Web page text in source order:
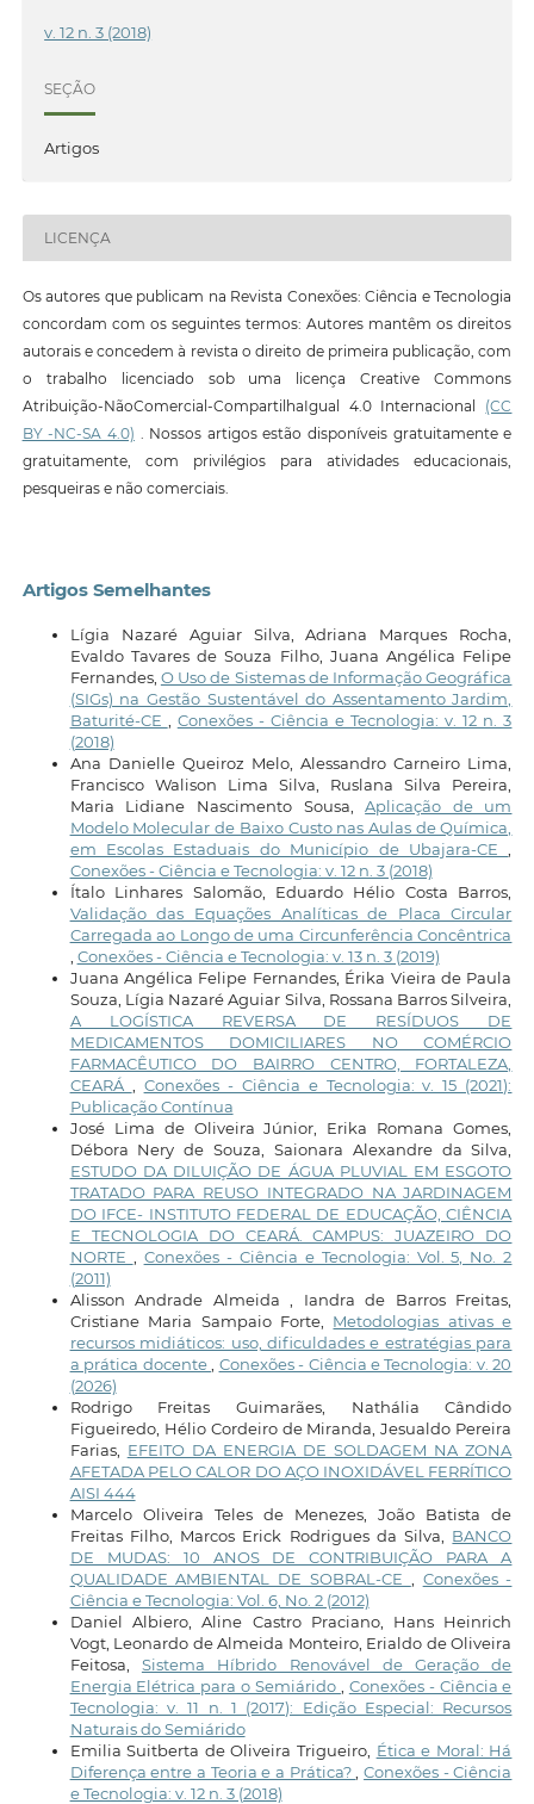
v. 12 n. 3 (2018)
SEÇÃO
Artigos
LICENÇA
Os autores que publicam na Revista Conexões: Ciência e Tecnologia
concordam com os seguintes termos: Autores mantêm os direitos
autorais e concedem à revista o direito de primeira publicação, com
o trabalho licenciado sob uma licença Creative Commons
Atribuição-NãoComercial-CompartilhaIgual 4.0 Internacional (CC
BY -NC-SA 4.0) . Nossos artigos estão disponíveis gratuitamente e
gratuitamente, com privilégios para atividades educacionais,
pesqueiras e não comerciais.
Artigos Semelhantes
Lígia Nazaré Aguiar Silva, Adriana Marques Rocha,
Evaldo Tavares de Souza Filho, Juana Angélica Felipe
Fernandes, O Uso de Sistemas de Informação Geográfica
(SIGs) na Gestão Sustentável do Assentamento Jardim,
Baturité-CE
Conexões - Ciência e Tecnologia: v. 12 n. 3
(2018)
Ana Danielle Queiroz Melo, Alessandro Carneiro Lima,
Francisco Walison Lima Silva, Ruslana Silva Pereira,
Maria Lidiane Nascimento Sousa,Aplicação de um
Modelo Molecular de Baixo Custo nas Aulas de Química,
em Escolas Estaduais do Município de Ubajara-CE
Conexões - Ciência e Tecnologia: v. 12 n. 3 (2018)
Ítalo Linhares Salomão, Eduardo Hélio Costa Barros,
Validação das Equações Analíticas de Placa Circular
Carregada ao Longo de uma Circunferência Concêntrica
Conexões - Ciência e Tecnologia: v. 13 n. 3 (2019)
Juana Angélica Felipe Fernandes, Érika Vieira de Paula
Souza, Lígia Nazaré Aguiar Silva, Rossana Barros Silveira,
A LOGÍSTICA REVERSA DE RESÍDUOS DE
MEDICAMENTOS DOMICILIARES NO COMÉRCIO
FARMACÊUTICO DO BAIRRO CENTRO, FORTALEZA,
CEARÁ
Conexões - Ciência e Tecnologia: v. 15 (2021):
Publicação Contínua
José Lima de Oliveira Júnior, Erika Romana Gomes,
Débora Nery de Souza, Saionara Alexandre da Silva,
ESTUDO DA DILUIÇÃO DE ÁGUA PLUVIAL EM ESGOTO
TRATADO PARA REUSO INTEGRADO NA JARDINAGEM
DO IFCE- INSTITUTO FEDERAL DE EDUCAÇÃO, CIÊNCIA
E TECNOLOGIA DO CEARÁ. CAMPUS: JUAZEIRO DO
NORTE
Conexões - Ciência e Tecnologia: Vol. 5, No. 2
(2011)
Alisson Andrade Almeida , Iandra de Barros Freitas,
Cristiane Maria Sampaio Forte, Metodologias ativas e
recursos midiáticos: uso, dificuldades e estratégias para
a prática docente
Conexões - Ciência e Tecnologia: v. 20
(2026)
Rodrigo Freitas Guimarães, Nathália Cândido
Figueiredo, Hélio Cordeiro de Miranda, Jesualdo Pereira
Farias, EFEITO DA ENERGIA DE SOLDAGEM NA ZONA
AFETADA PELO CALOR DO AÇO INOXIDÁVEL FERRÍTICO
AISI 444
Marcelo Oliveira Teles de Menezes, João Batista de
Freitas Filho, Marcos Erick Rodrigues da Silva, BANCO
DE MUDAS: 10 ANOS DE CONTRIBUIÇÃO PARA A
QUALIDADE AMBIENTAL DE SOBRAL-CE
Conexões -
Ciência e Tecnologia: Vol. 6, No. 2 (2012)
Daniel Albiero, Aline Castro Praciano, Hans Heinrich
Vogt, Leonardo de Almeida Monteiro, Erialdo de Oliveira
Feitosa, Sistema Híbrido Renovável de Geração de
Energia Elétrica para o Semiárido
Conexões - Ciência e
Tecnologia: v. 11 n. 1 (2017): Edição Especial: Recursos
Naturais do Semiárido
Emilia Suitberta de Oliveira Trigueiro, Ética e Moral: Há
Diferença entre a Teoria e a Prática?
,Conexões - Ciência
e Tecnologia: v. 12 n. 3 (2018)